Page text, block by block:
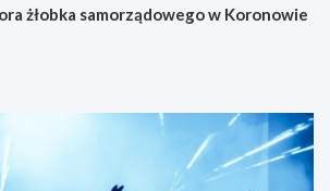
żłobka samorządowego w Koronowie